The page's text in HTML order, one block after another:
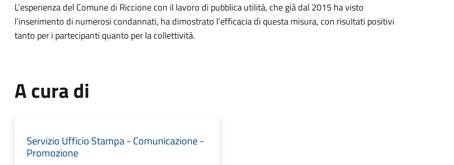
L’esperienza del Comune di Riccione con il lavoro di pubblica utilità, che già dal 2015 ha visto
l’inserimento di numerosi condannati, ha dimostrato l’efficacia di questa misura, con risultati positivi
tanto per i partecipanti quanto per la collettività.
A cura di
Servizio Ufficio Stampa - Comunicazione -
Promozione